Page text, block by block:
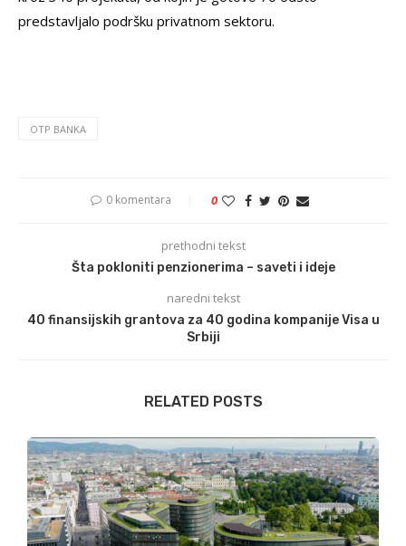
predstavljalo podršku privatnom sektoru.
OTP BANKA
0 komentara 0
prethodni tekst
Šta pokloniti penzionerima – saveti i ideje
naredni tekst
40 finansijskih grantova za 40 godina kompanije Visa u
Srbiji
RELATED POSTS